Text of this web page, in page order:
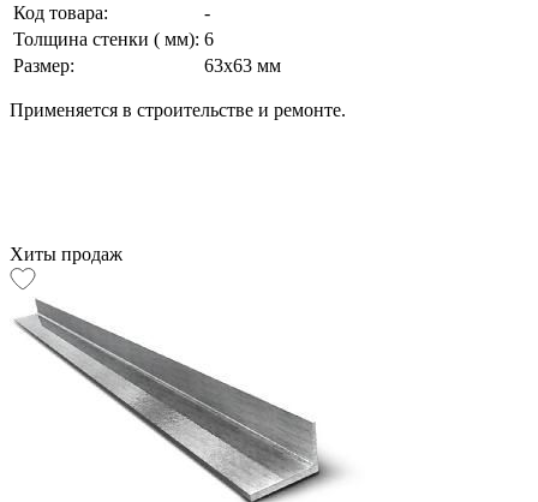
Код товара:
-
Толщина стенки ( мм): 6
Размер:
63х63 мм
Применяется в строительстве и ремонте.
Хиты продаж